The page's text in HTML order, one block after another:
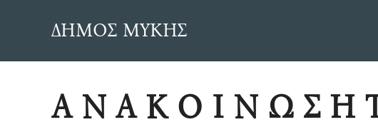
ΔΗΜΟΣ ΜΥΚΗΣ
Α Ν Α Κ Ο Ι Ν Ω Σ Η Το